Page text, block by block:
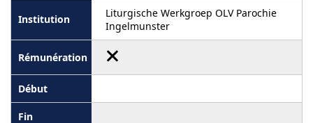
Liturgische Werkgroep OLV Parochie
Ingelmunster